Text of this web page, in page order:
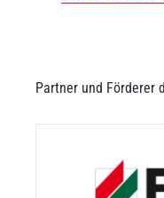
Partner und Förderer